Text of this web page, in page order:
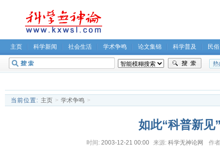
主页 科学新闻 社会生活 学术争鸣 论文集锦 科学普及 民
无神论坛
当前位置: 主页 > 学术争鸣 >
如此“科普新见
时间: 2003-12-21 00:00 来源: 科学无神论网 作